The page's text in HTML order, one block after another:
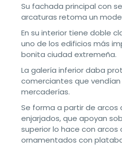
Su fachada principal con
arcaturas retoma un
En su interior tiene doble
uno de los edificios más
bonita ciudad extremeña.
La galería inferior daba
comerciantes que vendían
mercaderías.
Se forma a partir de arcos
enjarjados, que apoyan
superior lo hace con arcos
ornamentados con